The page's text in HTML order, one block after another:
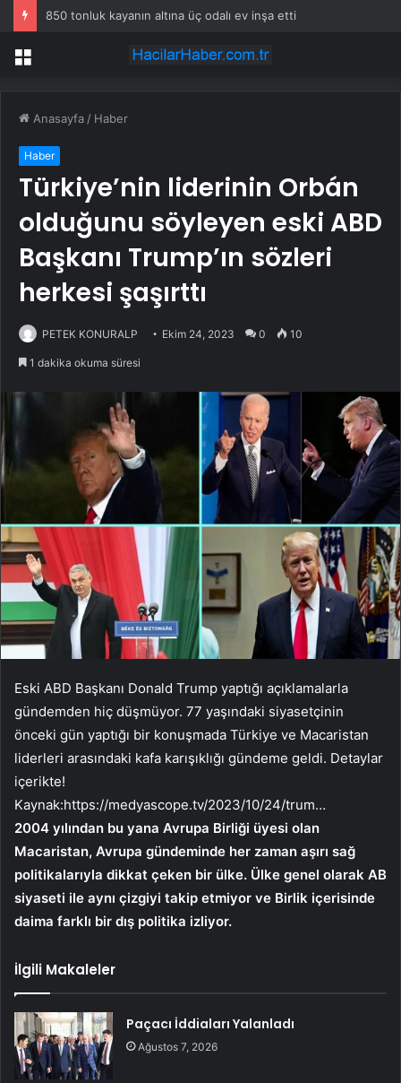
Menü
Anasayfa / Haber
Haber
Türkiye’nin liderinin Orbán
olduğunu söyleyen eski ABD
Başkanı Trump’ın sözleri
herkesi şaşırttı
PETEK KONURALP Ekim 24, 2023 0 10
1 dakika okuma süresi
Eski ABD Başkanı Donald Trump yaptığı açıklamalarla
gündemden hiç düşmüyor. 77 yaşındaki siyasetçinin
önceki gün yaptığı bir konuşmada Türkiye ve Macaristan
liderleri arasındaki kafa karışıklığı gündeme geldi. Detaylar
içerikte!
Kaynak:https://medyascope.tv/2023/10/24/trum…
2004 yılından bu yana Avrupa Birliği üyesi olan
Macaristan, Avrupa gündeminde her zaman aşırı sağ
politikalarıyla dikkat çeken bir ülke. Ülke genel olarak AB
siyaseti ile aynı çizgiyi takip etmiyor ve Birlik içerisinde
daima farklı bir dış politika izliyor.
İlgili Makaleler
Paçacı İddiaları Yalanladı
Ağustos 7, 2026